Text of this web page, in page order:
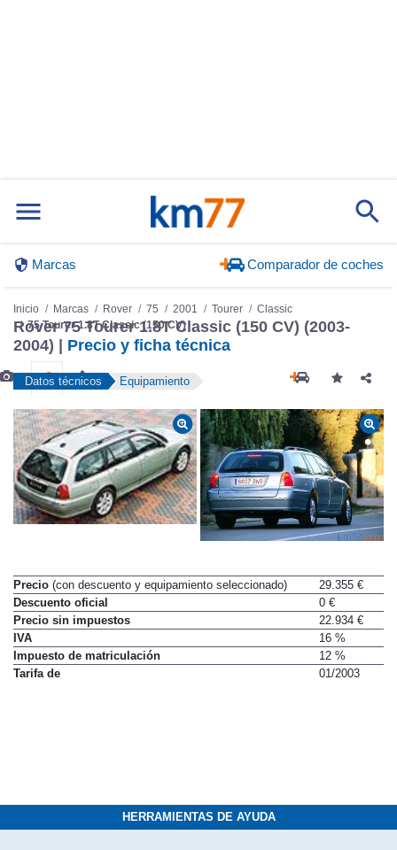
Marcas Comparador de coches
Inicio Marcas Rover 75 2001 Tourer
Classic
75 Tourer 1.8T Classic (150 CV)
Rover 75 Tourer 1.8T Classic (150 CV) (2003-
2004) | Precio y ficha técnica
Datos técnicos Equipamiento
Precio (con descuento y equipamiento seleccionado)
29.355 €
Descuento oficial
0 €
Precio sin impuestos
22.934 €
IVA
16 %
Impuesto de matriculación
12 %
Tarifa de
01/2003
HERRAMIENTAS DE AYUDA